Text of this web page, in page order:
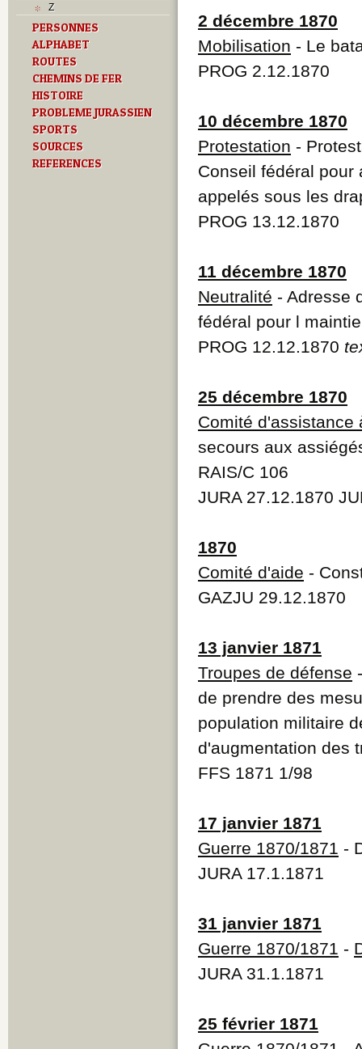
Z
PERSONNES
ALPHABET
ROUTES
CHEMINS DE FER
HISTOIRE
PROBLEME JURASSIEN
SPORTS
SOURCES
REFERENCES
2 décembre 1870
Mobilisation - Le
PROG 2.12.1870
10 décembre 1870
Protestation -
Conseil fédéral pour
appelés sous les
PROG 13.12.1870
11 décembre 1870
Neutralité - Adresse
fédéral pour l
PROG 12.12.1870
25 décembre 1870
Comité d'assistance
secours aux
RAIS/C 106
JURA 27.12.1870
1870
Comité d'aide -
GAZJU 29.12.1870
13 janvier 1871
Troupes de défense
de prendre des
population militaire
d'augmentation des
FFS 1871 1/98
17 janvier 1871
Guerre 1870/1871 -
JURA 17.1.1871
31 janvier 1871
Guerre 1870/1871 -
JURA 31.1.1871
25 février 1871